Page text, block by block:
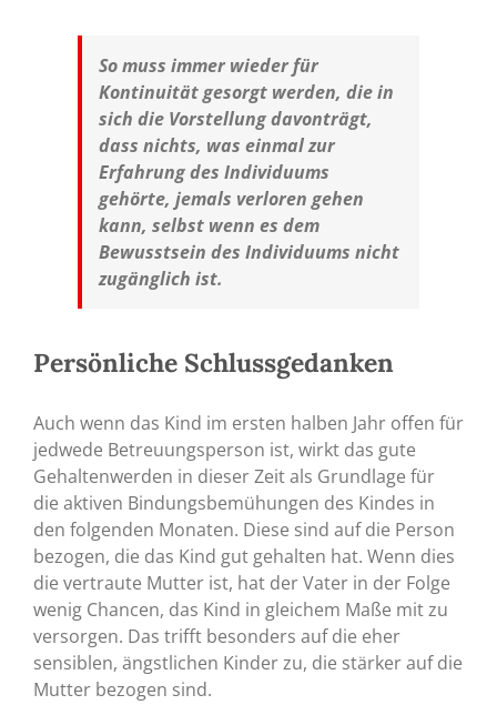
So muss immer wieder für
Kontinuität gesorgt werden, die in
sich die Vorstellung davonträgt,
dass nichts, was einmal zur
Erfahrung des Individuums
gehörte, jemals verloren gehen
kann, selbst wenn es dem
Bewusstsein des Individuums nicht
zugänglich ist.
Persönliche Schlussgedanken
Auch wenn das Kind im ersten halben Jahr offen für
jedwede Betreuungsperson ist, wirkt das gute
Gehaltenwerden in dieser Zeit als Grundlage für
die aktiven Bindungsbemühungen des Kindes in
den folgenden Monaten. Diese sind auf die Person
bezogen, die das Kind gut gehalten hat. Wenn dies
die vertraute Mutter ist, hat der Vater in der Folge
wenig Chancen, das Kind in gleichem Maße mit zu
versorgen. Das trifft besonders auf die eher
sensiblen, ängstlichen Kinder zu, die stärker auf die
Mutter bezogen sind.